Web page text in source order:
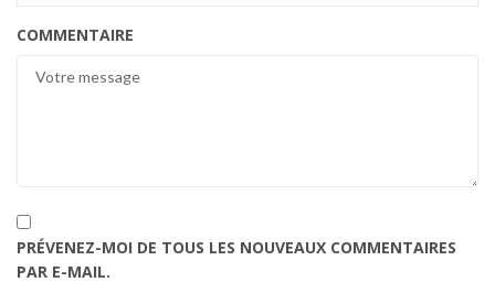
COMMENTAIRE
PRÉVENEZ-MOI DE TOUS LES NOUVEAUX COMMENTAIRES
PAR E-MAIL.